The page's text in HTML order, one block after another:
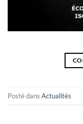
Posté dans Actualités